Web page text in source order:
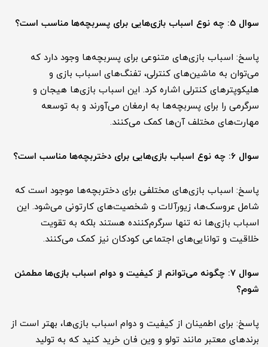
سوال 5: چه نوع اسباب بازی‌هایی برای پسربچه‌ها مناسب است؟
پاسخ: اسباب بازی‌های متنوعی برای پسربچه‌ها وجود دارد که
می‌توان به ماشین‌های کنترلی، تفنگ‌های اسباب بازی و
هلیکوپترهای کنترلی اشاره کرد. این اسباب بازی‌ها هیجان و
سرگرمی را برای پسربچه‌ها به ارمغان می‌آورند و به توسعه
مهارت‌های مختلف آن‌ها کمک می‌کنند.
سوال 6: چه نوع اسباب بازی‌هایی برای دختربچه‌ها مناسب است؟
پاسخ: اسباب بازی‌های مختلفی برای دختربچه‌ها موجود است که
شامل عروسک‌ها، زیورآلات و شخصیت‌های کارتونی می‌شود. این
اسباب بازی‌ها نه تنها سرگرم‌کننده هستند بلکه به تقویت
خلاقیت و توانایی‌های اجتماعی کودکان نیز کمک می‌کنند.
سوال 7: چگونه می‌توانم از کیفیت و دوام اسباب بازی‌ها مطمئن
شوم؟
پاسخ: برای اطمینان از کیفیت و دوام اسباب بازی‌ها، بهتر است از
برندهای معتبر مانند تولو و وین فان خرید کنید که به تولید